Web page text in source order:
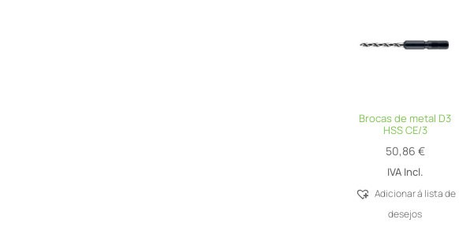
Brocas de metal D3
HSS CE/3
50,86 €
IVA Incl.
Adicionar á lista de
desejos